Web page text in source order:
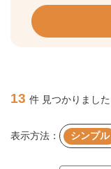
13 件 見つかりました
表示方法： シンプル